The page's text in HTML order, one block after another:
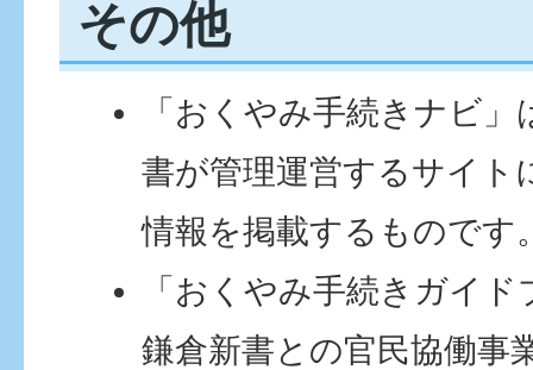
その他
「おくやみ手続きナビ
書が管理運営するサイト
情報を掲載するものです
「おくやみ手続きガイ
鎌倉新書との官民協働事